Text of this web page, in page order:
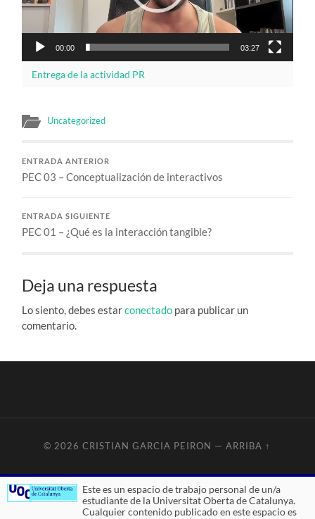
00:00 03:27
Entrega de la actividad PR
Uncategorized
ENTRADA ANTERIOR
PEC 03 – Conceptualización de interactivos
ENTRADA SIGUIENTE
PEC 01 – ¿Qué es la interacción tangible?
Deja una respuesta
Lo siento, debes estarconectado para publicar un
comentario.
© 2026CRISTIAN GARCIA PEIRON —ARRIBA ↑
Este es un espacio de trabajo personal de un/a
estudiante de la Universitat Oberta de Catalunya.
Cualquier contenido publicado en este espacio es